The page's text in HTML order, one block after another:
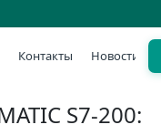
Контакты Новости
S7-200: